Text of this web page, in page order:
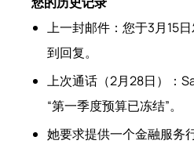
上一封邮件：您于3月15
到回复。
上次通话（2月28日）：
“第一季度预算已冻结”。
她要求提供一个金融服务